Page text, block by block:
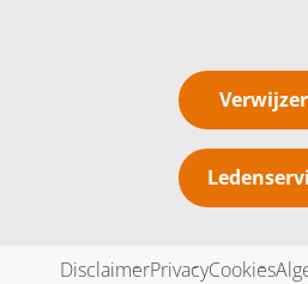
DisclaimerPrivacyCookies